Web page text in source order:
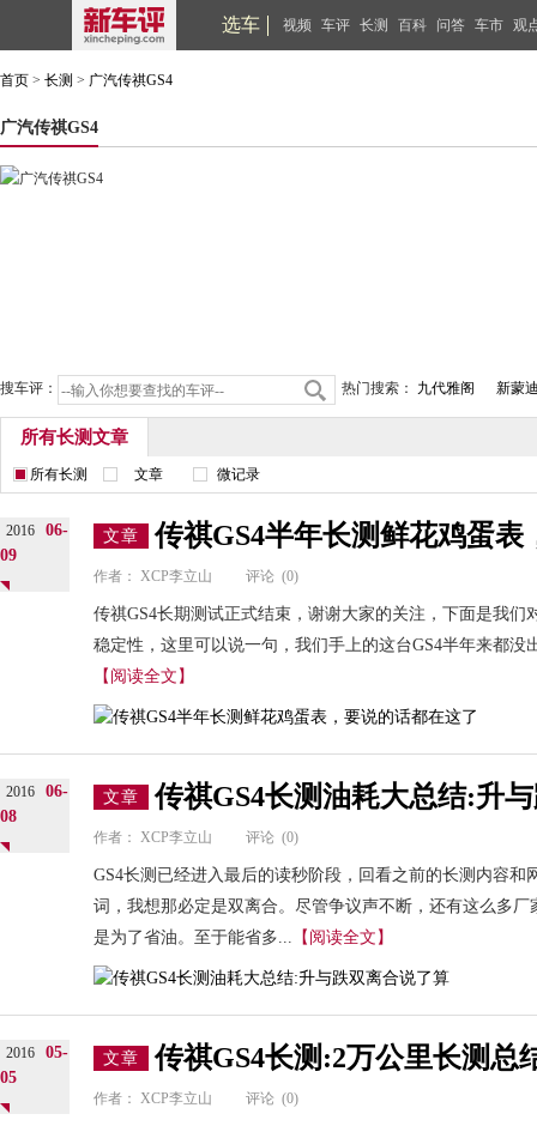
选车 视频 车评 长测 百科 问答 车市 观
首页 > 长测 > 广汽传祺GS4
广汽传祺GS4
搜车评： 热门搜索： 九代雅阁 新蒙
所有长测文章
所有长测 文章 微记录
2016
06-
09
文章 传祺GS4半年长测鲜花鸡蛋
作者： XCP李立山 评论 (0)
传祺GS4长期测试正式结束，谢谢大家的关注，下面是我
稳定性，这里可以说一句，我们手上的这台GS4半年来都
【阅读全文】
2016
06-
08
文章 传祺GS4长测油耗大总结:升
作者： XCP李立山 评论 (0)
GS4长测已经进入最后的读秒阶段，回看之前的长测内容和
词，我想那必定是双离合。尽管争议声不断，还有这么多
是为了省油。至于能省多... 【阅读全文】
2016
05-
05
文章 传祺GS4长测:2万公里长测总
作者： XCP李立山 评论 (0)